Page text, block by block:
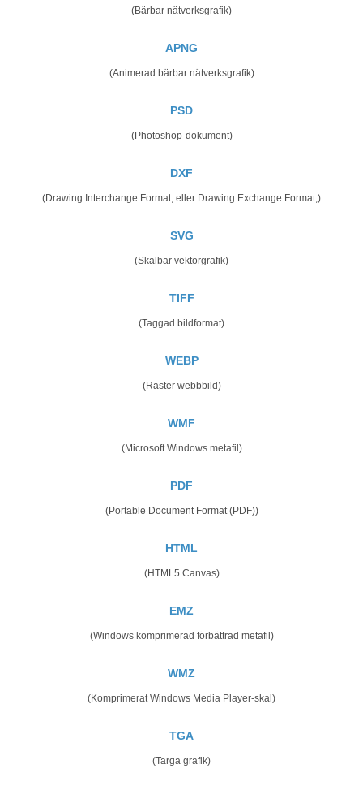
(Bärbar nätverksgrafik)
APNG
(Animerad bärbar nätverksgrafik)
PSD
(Photoshop-dokument)
DXF
(Drawing Interchange Format, eller Drawing Exchange Format,)
SVG
(Skalbar vektorgrafik)
TIFF
(Taggad bildformat)
WEBP
(Raster webbbild)
WMF
(Microsoft Windows metafil)
PDF
(Portable Document Format (PDF))
HTML
(HTML5 Canvas)
EMZ
(Windows komprimerad förbättrad metafil)
WMZ
(Komprimerat Windows Media Player-skal)
TGA
(Targa grafik)